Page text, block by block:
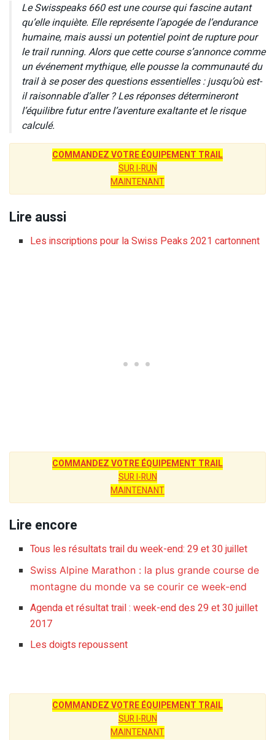
Le Swisspeaks 660 est une course qui fascine autant
qu’elle inquiète. Elle représente l’apogée de l’endurance
humaine, mais aussi un potentiel point de rupture pour
le trail running. Alors que cette course s’annonce comme
un événement mythique, elle pousse la communauté du
trail à se poser des questions essentielles : jusqu’où est-
il raisonnable d’aller ? Les réponses détermineront
l’équilibre futur entre l’aventure exaltante et le risque
calculé.
COMMANDEZ VOTRE ÉQUIPEMENT TRAIL
SUR I-RUN
MAINTENANT
Lire aussi
Les inscriptions pour la Swiss Peaks 2021 cartonnent
COMMANDEZ VOTRE ÉQUIPEMENT TRAIL
SUR I-RUN
MAINTENANT
Lire encore
Tous les résultats trail du week-end: 29 et 30 juillet
Swiss Alpine Marathon : la plus grande course de
montagne du monde va se courir ce week-end
Agenda et résultat trail : week-end des 29 et 30 juillet
2017
Les doigts repoussent
COMMANDEZ VOTRE ÉQUIPEMENT TRAIL
SUR I-RUN
MAINTENANT